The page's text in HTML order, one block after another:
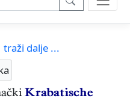
traži dalje ...
Krabatische